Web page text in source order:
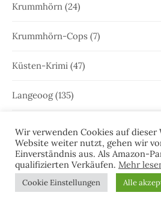
Krummhörn (24)
Krummhörn-Cops (7)
Küsten-Krimi (47)
Langeoog(135)
Leeraner Bürgerzeitung (4)
Leseprobe(51)
Wir verwenden Cookies auf dieser
Website weiter nutzt, gehen wir
Einverständnis aus. Als Amazon-
qualifizierten Verkäufen. Mehr
Cookie Einstellungen Alle